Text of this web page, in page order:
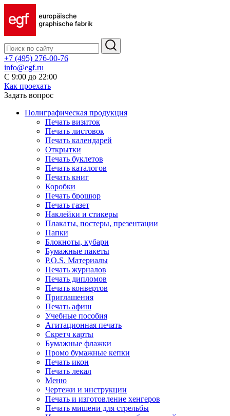
+7 (495) 276-00-76
info@egf.ru
С 9:00 до 22:00
Как проехать
Задать вопрос
Полиграфическая продукция
Печать визиток
Печать листовок
Печать календарей
Открытки
Печать буклетов
Печать каталогов
Печать книг
Коробки
Печать брошюр
Печать газет
Наклейки и стикеры
Плакаты, постеры, презентации
Папки
Блокноты, кубари
Бумажные пакеты
P.O.S. Материалы
Печать журналов
Печать дипломов
Печать конвертов
Приглашения
Печать афиш
Учебные пособия
Агитационная печать
Скретч карты
Бумажные флажки
Промо бумажные кепки
Печать икон
Печать лекал
Меню
Чертежи и инструкции
Печать и изготовление хенгеров
Печать мишени для стрельбы